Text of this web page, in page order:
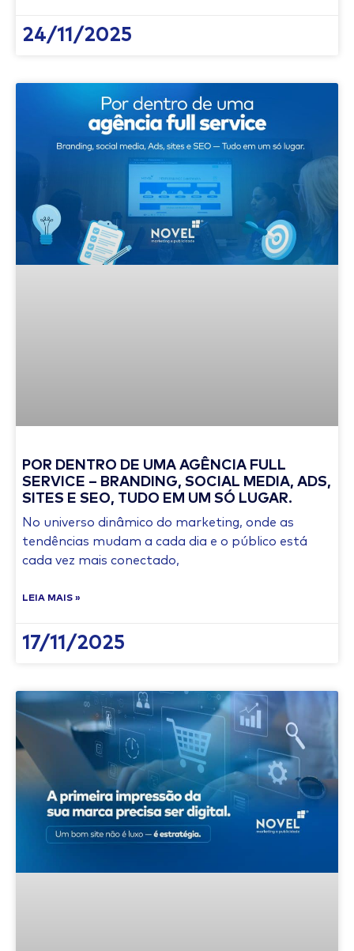
24/11/2025
POR DENTRO DE UMA AGÊNCIA FULL
SERVICE – BRANDING, SOCIAL MEDIA, ADS,
SITES E SEO, TUDO EM UM SÓ LUGAR.
No universo dinâmico do marketing, onde as
tendências mudam a cada dia e o público está
cada vez mais conectado,
LEIA MAIS »
17/11/2025